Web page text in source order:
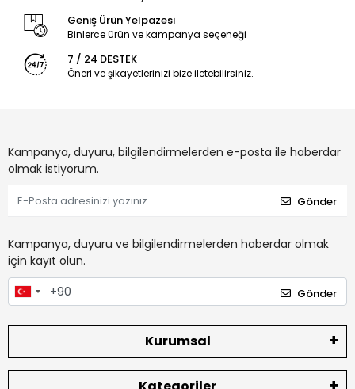
Geniş Ürün Yelpazesi
Binlerce ürün ve kampanya seçeneği
7 / 24 DESTEK
Öneri ve şikayetlerinizi bize iletebilirsiniz.
Kampanya, duyuru, bilgilendirmelerden e-posta ile haberdar
olmak istiyorum.
Gönder
Kampanya, duyuru ve bilgilendirmelerden haberdar olmak
için kayıt olun.
Gönder
Kurumsal